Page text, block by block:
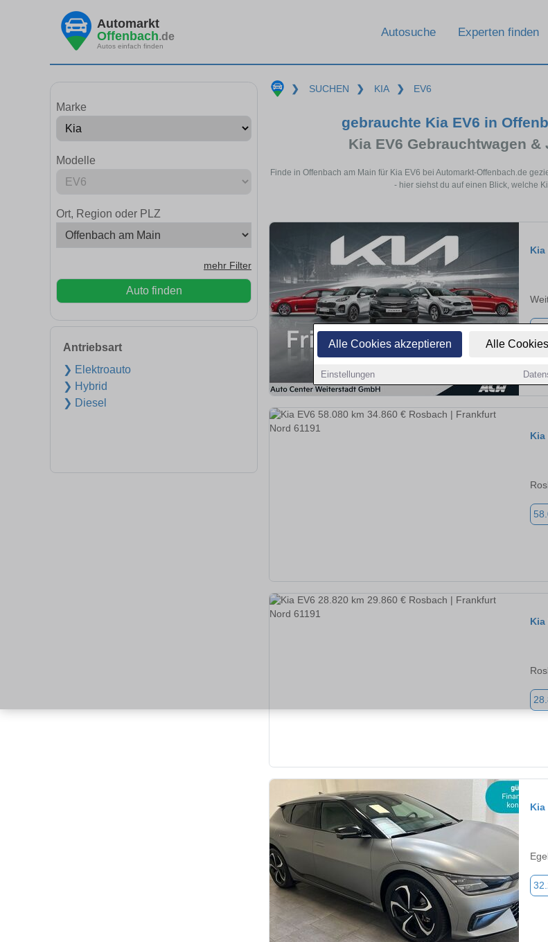
Alle Cookies akzeptieren Alle
Einstellungen
Automarkt
Offenbach.de
Autos einfach finden
Autosuche Experten finden
Marke
Modelle
Ort, Region oder PLZ
mehr Filter
Auto finden
Antriebsart
❯ Elektroauto
❯ Hybrid
❯ Diesel
❯ SUCHEN ❯ KIA ❯ EV6
gebrauchte Kia EV6 in
Kia EV6 Gebrauchtwagen
Finde in Offenbach am Main für Kia EV6 bei Automarkt-Offenbach.de
- hier siehst du auf einen Blick, welche
Kia
Kia
Kia
Kia